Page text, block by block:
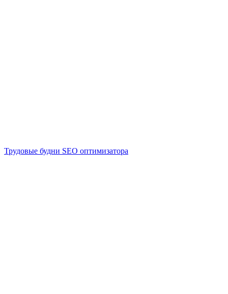
Трудовые будни SEO оптимизатора